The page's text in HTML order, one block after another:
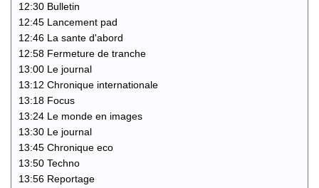
12:30 Bulletin
12:45 Lancement pad
12:46 La sante d'abord
12:58 Fermeture de tranche
13:00 Le journal
13:12 Chronique internationale
13:18 Focus
13:24 Le monde en images
13:30 Le journal
13:45 Chronique eco
13:50 Techno
13:56 Reportage